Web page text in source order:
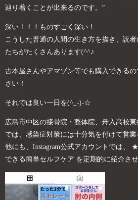
辿り着くことが出来るのです。”
深い！！！ものすごく深い！
こうした普通の人間の生き方を描き、読
たちがたくさんあります(^^♪
古本屋さんやアマゾン等でも購入できる
さい！
それでは良い一日を(^_-)-☆
広島市中区の接骨院・整体院、舟入高校
では、感染症対策には十分気を付けて営業
他にも、Instagram公式アカウントでは
できる簡単セルフケア を定期的に紹介さ